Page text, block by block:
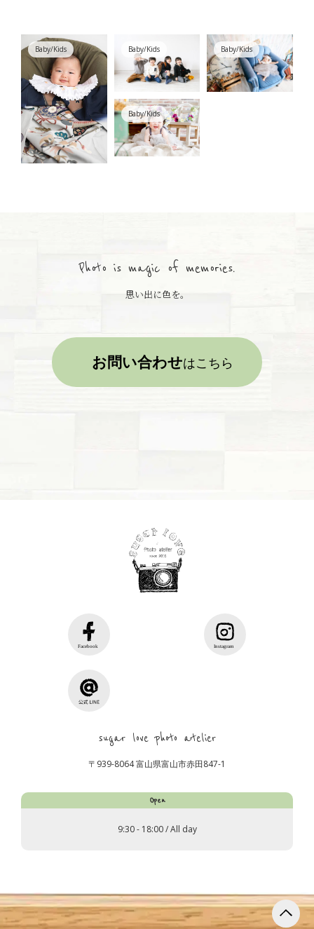
Baby/Kids Baby/Kids Baby/Kids
Baby/Kids
Photo is magic of memories.
思い出に色を。
お問い合わせはこちら
sugar love photo atelier
〒939-8064 富山県富山市赤田847-1
Open
9:30 - 18:00 / All day